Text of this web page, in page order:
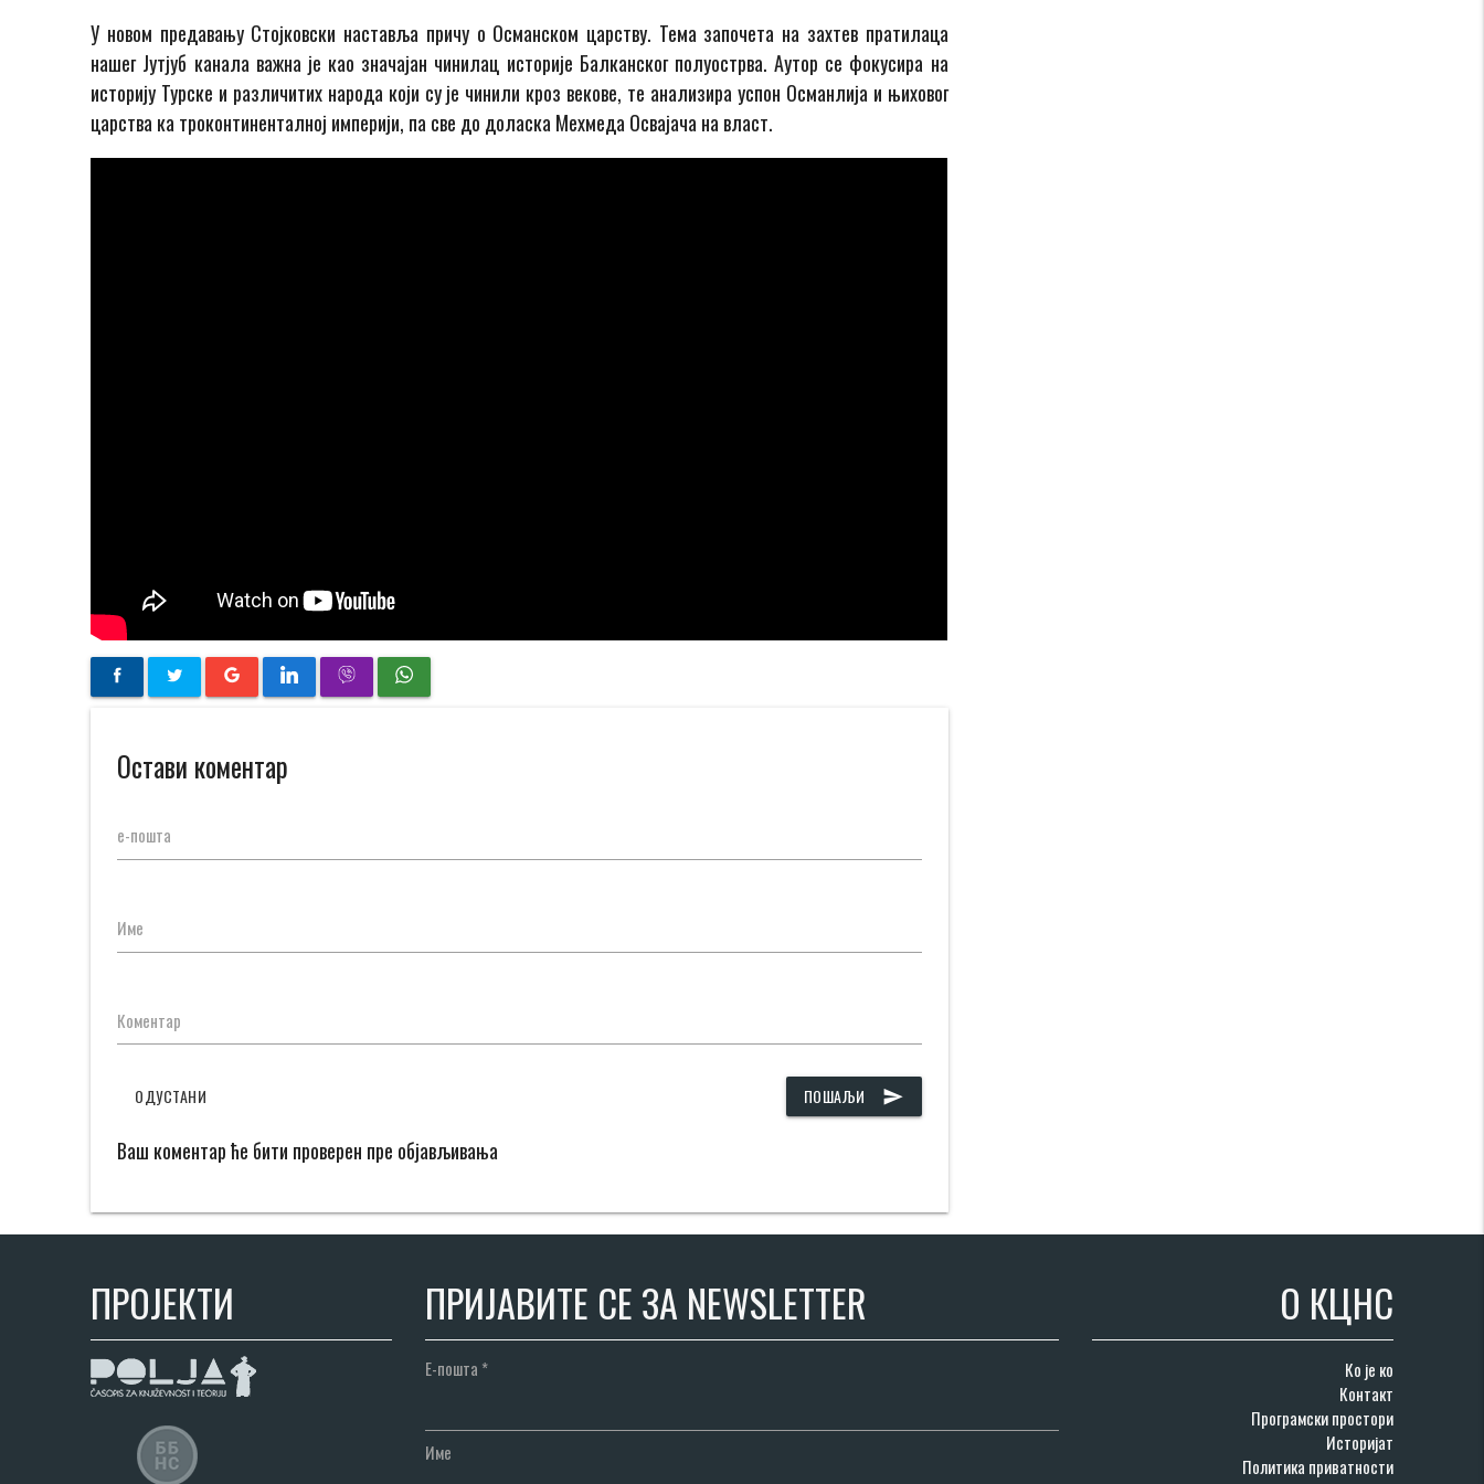
У новом предавању Стојковски наставља причу о Османском царству. Тема започета на захтев пратилаца
нашег Јутјуб канала важна је као значајан чинилац историје Балканског полуострва. Аутор се фокусира на
историју Турске и различитих народа који су је чинили кроз векове, те анализира успон Османлија и њиховог
царства ка троконтиненталној империји, па све до доласка Мехмеда Освајача на власт.
Остави коментар
е-пошта
Име
Коментар
ПОШАЉИ send
ОДУСТАНИ
Ваш коментар ће бити проверен пре објављивања
ПРОЈЕКТИ ПРИЈАВИТЕ СЕ ЗА NEWSLETTER
Е-пошта *
Име
О КЦНС
Ко је ко
Контакт
Програмски простори
Историјат
Политика приватности